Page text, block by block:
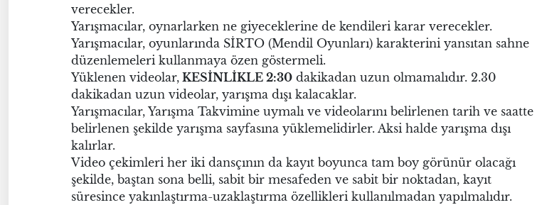
verecekler.
Yarışmacılar, oynarlarken ne giyeceklerine de kendileri karar verecekler.
Yarışmacılar, oyunlarında SİRTO (Mendil Oyunları) karakterini yansıtan sahne
düzenlemeleri kullanmaya özen göstermeli.
Yüklenen videolar, KESİNLİKLE 2:30 dakikadan uzun olmamalıdır. 2.30
dakikadan uzun videolar, yarışma dışı kalacaklar.
Yarışmacılar, Yarışma Takvimine uymalı ve videolarını belirlenen tarih ve saatte
belirlenen şekilde yarışma sayfasına yüklemelidirler. Aksi halde yarışma dışı
kalırlar.
Video çekimleri her iki dansçının da kayıt boyunca tam boy görünür olacağı
şekilde, baştan sona belli, sabit bir mesafeden ve sabit bir noktadan, kayıt
süresince yakınlaştırma-uzaklaştırma özellikleri kullanılmadan yapılmalıdır.